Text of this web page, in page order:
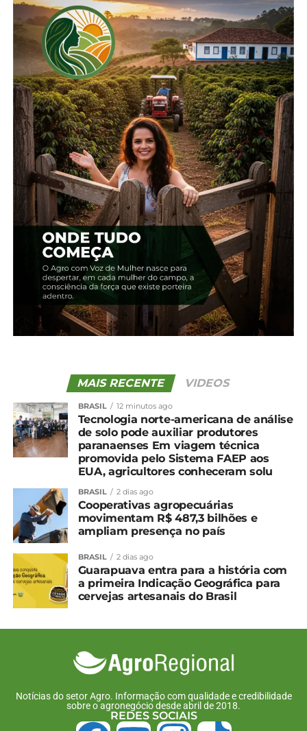
Compartilhe isso:
Facebook 18+
Relacionado
Edição 02 – Maio
22 de novembro, 2023
Em "2018"
Edição 77 – Maio – Irati
17 de maio, 2024
Em "2024"
Edição 08 – Irati
22 de novembro, 2023
Em "2018"
TÓPICOS RELACIONADOS:
UP NEXT
Edição 26 – Junho
NÃO PERCA
Edição 24 – Abril
MAIS RECENTE VIDEOS
BRASIL 12 minutos ago
Tecnologia norte-americana de análise
de solo pode auxiliar produtores
paranaenses Em viagem técnica
promovida pelo Sistema FAEP aos
EUA, agricultores conheceram solu
BRASIL 2 dias ago
Cooperativas agropecuárias
movimentam R$ 487,3 bilhões e
ampliam presença no país
BRASIL 2 dias ago
Guarapuava entra para a história com
a primeira Indicação Geográfica para
cervejas artesanais do Brasil
Notícias do setor Agro. Informação com qualidade e credibilidade
sobre o agronegócio desde abril de 2018.
REDES SOCIAIS